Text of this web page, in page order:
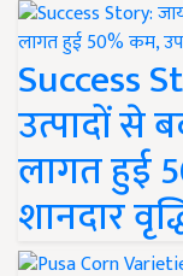
Success
उत्पादों से
लागत हुई
शानदार